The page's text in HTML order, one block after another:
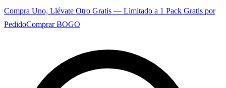
Compra Uno, Llévate Otro Gratis — Limitado a 1 Pack Gratis por
PedidoComprar BOGO